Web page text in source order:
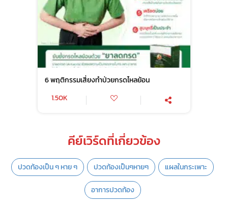
6 พฤติกรรมเสี่ยงทำป่วยกรดไหลย้อน
1.50K
คีย์เวิร์ดที่เกี่ยวข้อง
ปวดท้องเป็น ๆ หาย ๆ ปวดท้องเป็นๆหายๆ แผลในกระเพาะ
อาการปวดท้อง